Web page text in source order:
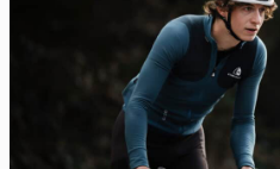
By allowing these third party
cookies and the use of tracking
their proper functioning.
Privacy policy